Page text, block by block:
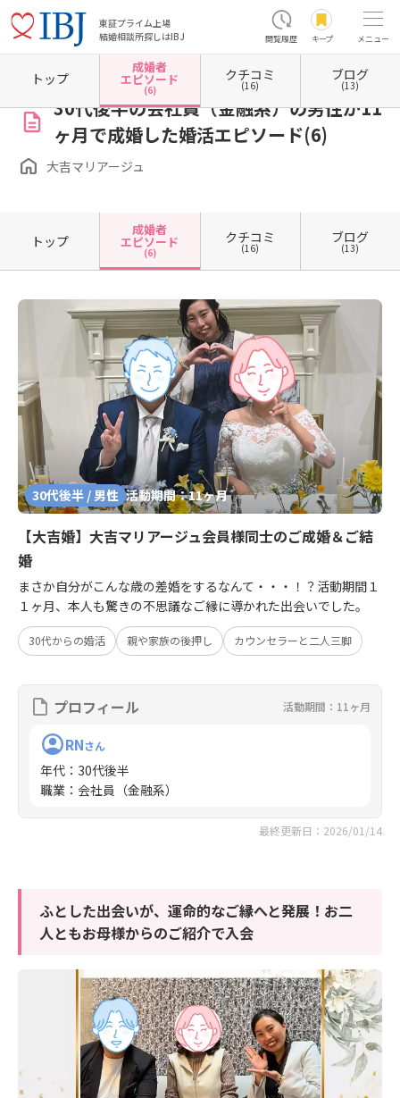
東証プライム上場
結婚相談所探しはIBJ
閲覧履歴 キープ メニュー
ホーム 群馬県の結婚相談所 群馬県高崎市 大吉マリアージュ 成婚者エピソード一覧
30代後半の会社員（金融系）の男性が11
ヶ月で成婚した婚活エピソード(6)
大吉マリアージュ
トップ
成婚者
エピソード
(6)
クチコミ
(16)
ブログ
(13)
トップ
成婚者
エピソード
(6)
クチコミ
(16)
ブログ
(13)
30代後半 / 男性 活動期間：11ヶ月
【大吉婚】大吉マリアージュ会員様同士のご成婚＆ご結
婚
まさか自分がこんな歳の差婚をするなんて・・・！？活動期間１
１ヶ月、本人も驚きの不思議なご縁に導かれた出会いでした。
30代からの婚活 親や家族の後押し カウンセラーと二人三脚
プロフィール 活動期間：11ヶ月
RNさん
年代 ： 30代後半
職業 ： 会社員（金融系）
最終更新日：2026/01/14
ふとした出会いが、運命的なご縁へと発展！お二
人ともお母様からのご紹介で入会